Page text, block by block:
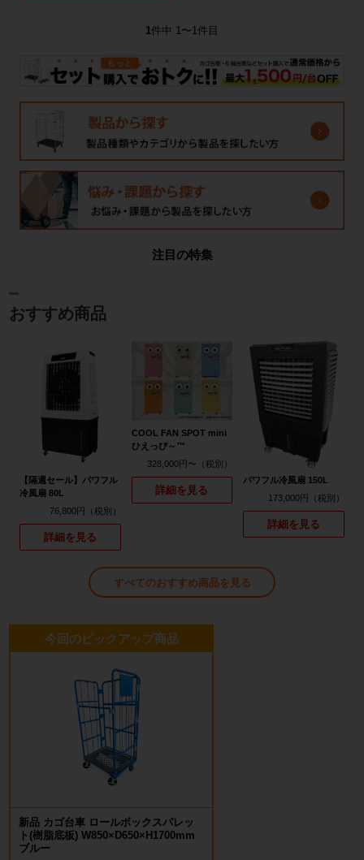
1件中 1〜1件目
注目の特集
おすすめ商品
【隔週セール】パワフル
冷風扇 80L
76,800円
詳細を見る
COOL FAN SPOT mini
ひえっぴ～™
328,000円〜
詳細を見る
パワフル冷風扇 150L
173,000円
詳細を見る
すべてのおすすめ商品を見る
今回のピックアップ商品
新品 カゴ台車 ロールボックスパレッ
ト(樹脂底板) W850×D650×H1700mm
ブルー